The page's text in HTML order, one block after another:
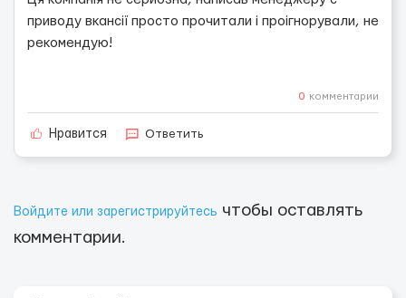
приводу вкансії просто прочитали і проігнорували, не
рекомендую!
0 комментарии
Нравится Ответить
Войдите или зарегистрируйтесь чтобы оставлять
комментарии.